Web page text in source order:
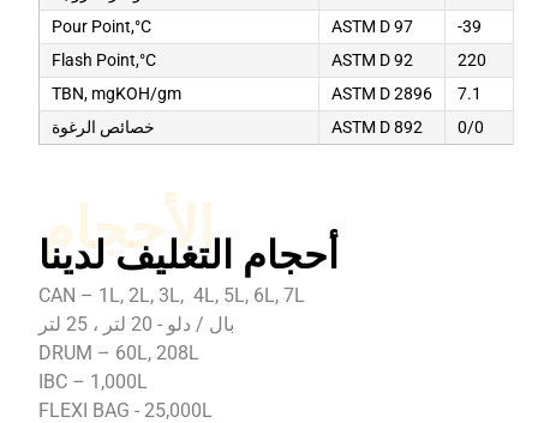
Pour Point,°C
ASTM D 97
-39
Flash Point,°C
ASTM D 92
220
TBN, mgKOH/gm
ASTM D 2896
7.1
خصائص الرغوة
ASTM D 892 0/0
الأحجام
أحجام التغليف لدينا
CAN – 1L, 2L, 3L, 4L, 5L, 6L, 7L
بال / دلو - 20 لتر ، 25 لتر
DRUM – 60L, 208L
IBC – 1,000L
FLEXI BAG - 25,000L